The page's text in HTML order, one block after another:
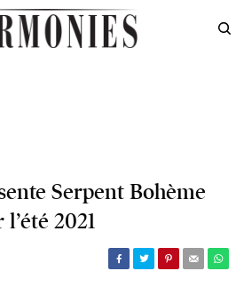
Serpent Bohème
2021